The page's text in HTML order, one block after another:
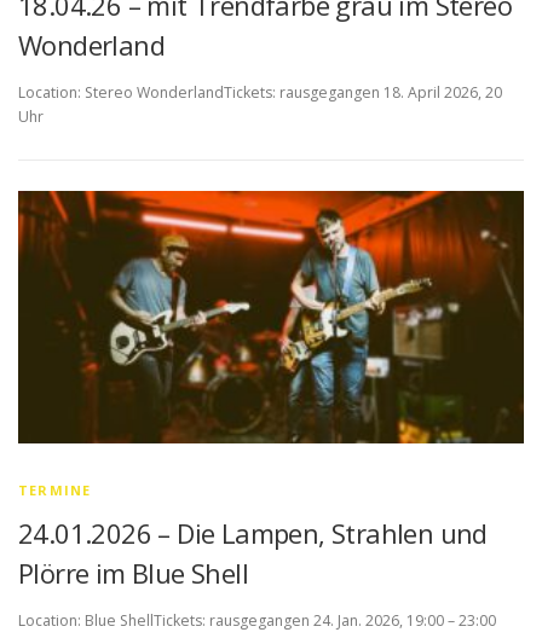
Wonderland
Location: Stereo WonderlandTickets: rausgegangen 18. April 2026, 20
Uhr
TERMINE
24.01.2026 – Die Lampen, Strahlen und
Plörre im Blue Shell
Location: Blue ShellTickets: rausgegangen 24. Jan. 2026, 19:00 – 23:00